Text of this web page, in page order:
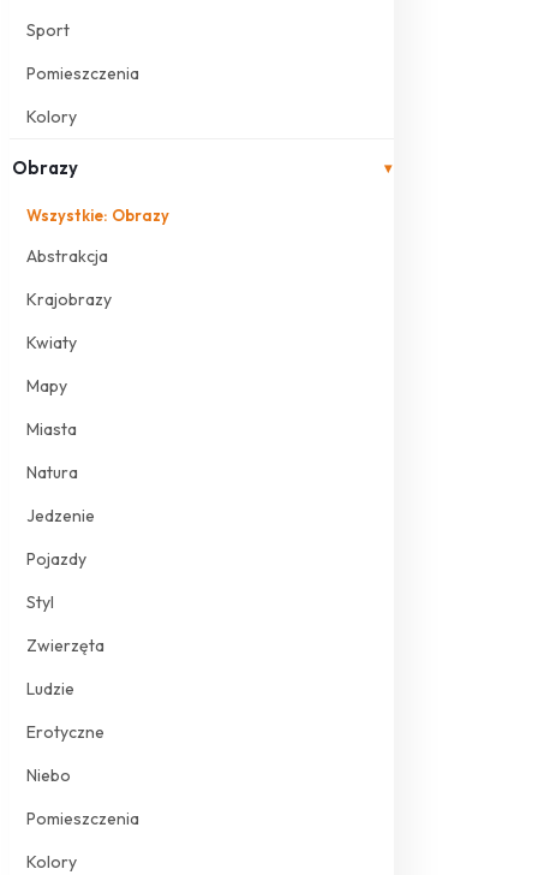
Sport
Pomieszczenia
Kolory
Obrazy ▾
Wszystkie: Obrazy
Abstrakcja
Krajobrazy
Kwiaty
Mapy
Miasta
Natura
Jedzenie
Pojazdy
Styl
Zwierzęta
Ludzie
Erotyczne
Niebo
Pomieszczenia
Kolory